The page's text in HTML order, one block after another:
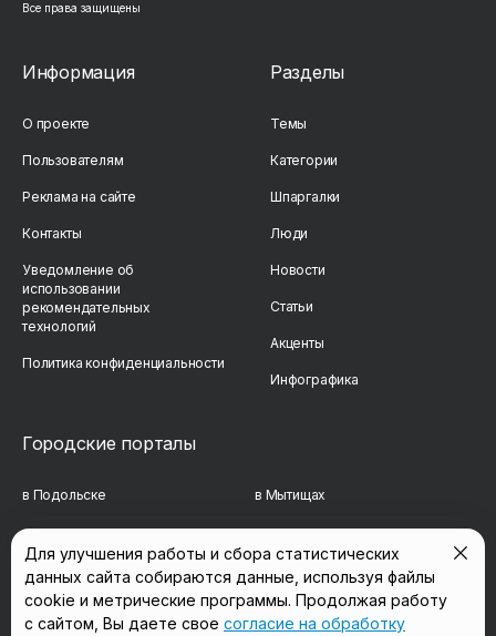
Все права защищены
Информация
О проекте
Пользователям
Реклама на сайте
Контакты
Уведомление об
использовании
рекомендательных
технологий
Политика конфиденциальности
Разделы
Темы
Категории
Шпаргалки
Люди
Новости
Статьи
Акценты
Инфографика
Городские порталы
в Подольске в Мытищах
в Сергиевом Посаде в Люберцах
в Красногорске в Королёве
Для улучшения работы и сбора статистических
данных сайта собираются данные, используя файлы
cookie и метрические программы. Продолжая работу
с сайтом, Вы даете свое согласие на обработку